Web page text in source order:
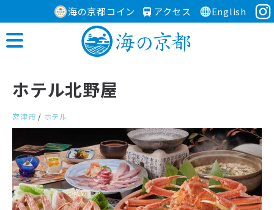
海の京都コイン アクセス English
ホテル北野屋
宮津市 / ホテル